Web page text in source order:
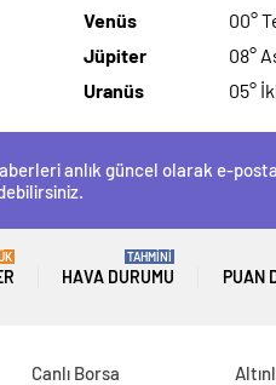
Venüs
00°
Jüpiter
08°
Uranüs 05°
anlık güncel olarak e-
HAVA DURUMU
TAHMİNİ
PUAN
Canlı Borsa